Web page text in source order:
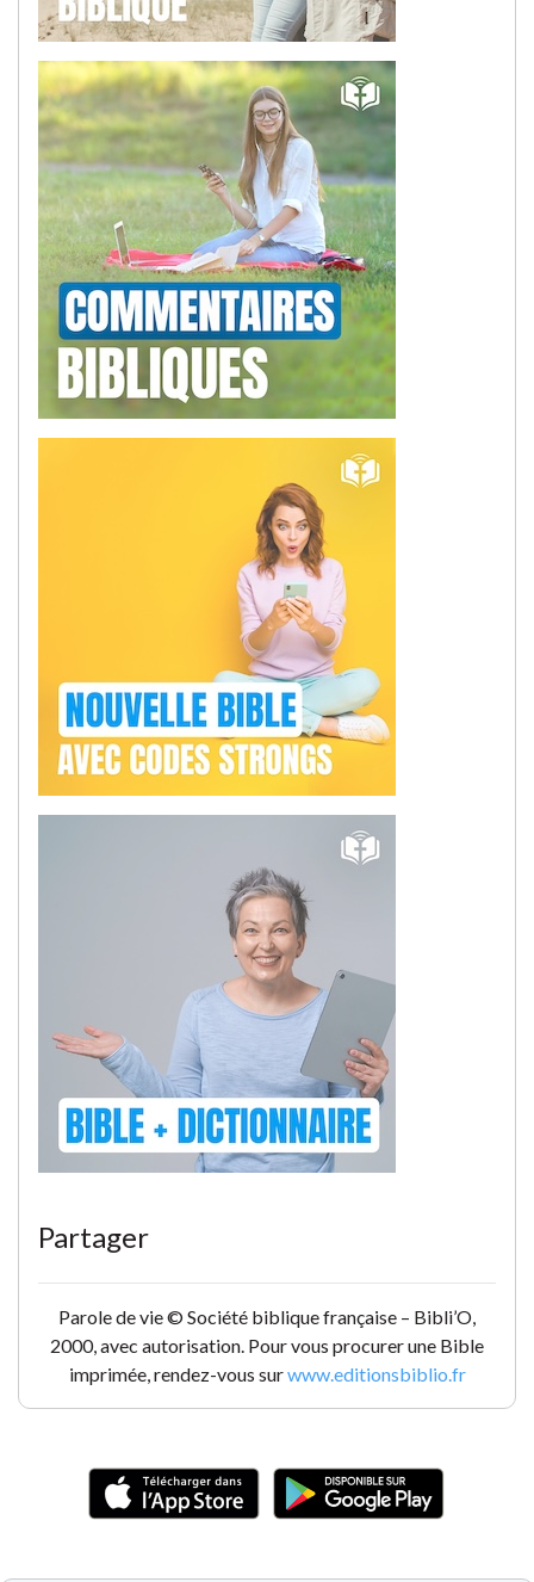
Partager
Parole de vie © Société biblique française – Bibli’O,
2000, avec autorisation. Pour vous procurer une Bible
imprimée, rendez-vous surwww.editionsbiblio.fr